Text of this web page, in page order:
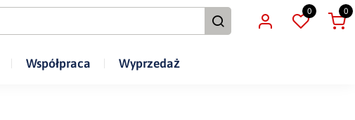
0 0
Współpraca Wyprzedaż